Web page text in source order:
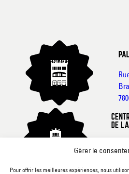
Gérer le
Pour offrir les meilleures expériences, nous
DE
22
7800